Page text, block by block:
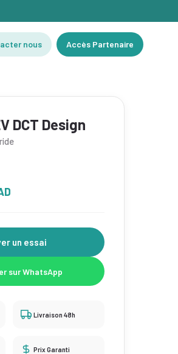
nous Accès Partenaire
DCT Design
un essai
sur WhatsApp
Livraison 48h
Prix Garanti